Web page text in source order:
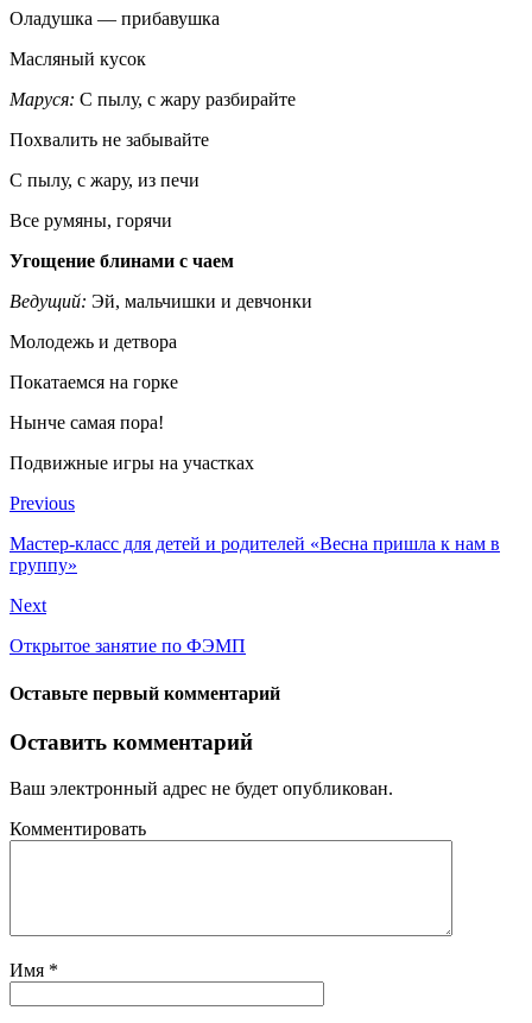
Оладушка — прибавушка
Масляный кусок
Маруся: С пылу, с жару разбирайте
Похвалить не забывайте
С пылу, с жару, из печи
Все румяны, горячи
Угощение блинами с чаем
Ведущий: Эй, мальчишки и девчонки
Молодежь и детвора
Покатаемся на горке
Нынче самая пора!
Подвижные игры на участках
Previous
Мастер-класс для детей и родителей «Весна пришла к нам в
группу»
Next
Открытое занятие по ФЭМП
Оставьте первый комментарий
Оставить комментарий
Ваш электронный адрес не будет опубликован.
Комментировать
Имя *